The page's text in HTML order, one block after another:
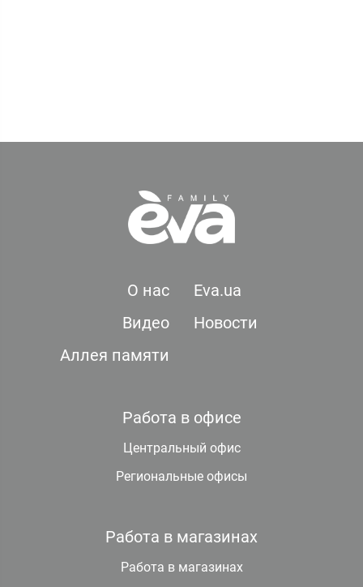
О нас
Eva.ua
Видео
Новости
Аллея памяти
Работа в офисе
Центральный офис
Региональные офисы
Работа в магазинах
Работа в магазинах